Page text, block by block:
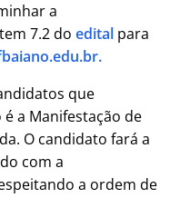
a
7.2 do edital para
que
a Manifestação de
O candidato fará a
com a
a ordem de